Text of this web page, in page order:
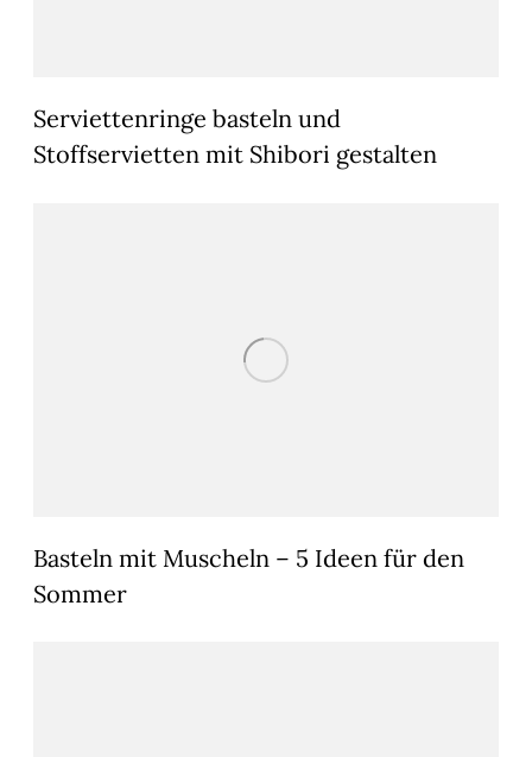
Serviettenringe basteln und
Stoffservietten mit Shibori gestalten
Basteln mit Muscheln – 5 Ideen für den
Sommer